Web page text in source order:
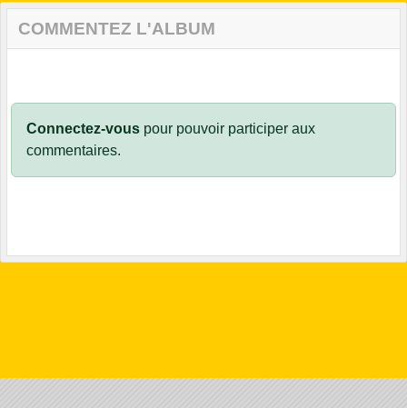
COMMENTEZ L'ALBUM
Connectez-vous pour pouvoir participer aux
commentaires.